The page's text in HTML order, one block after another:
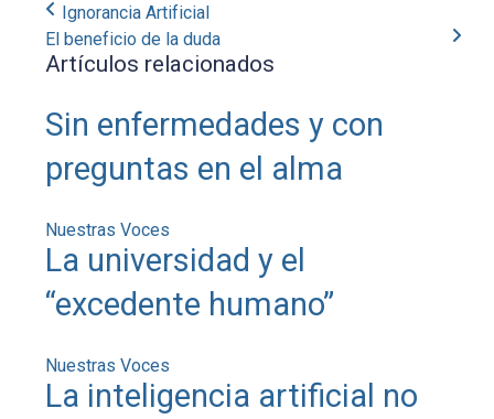
Ignorancia Artificial
El beneficio de la duda
Artículos relacionados
Sin enfermedades y con
preguntas en el alma
Nuestras Voces
La universidad y el
“excedente humano”
Nuestras Voces
La inteligencia artificial no